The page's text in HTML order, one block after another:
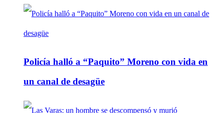
Policía halló a “Paquito” Moreno con vida en
un canal de desagüe